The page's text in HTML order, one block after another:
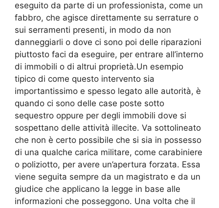
eseguito da parte di un professionista, come un
fabbro, che agisce direttamente su serrature o
sui serramenti presenti, in modo da non
danneggiarli o dove ci sono poi delle riparazioni
piuttosto faci da eseguire, per entrare all’interno
di immobili o di altrui proprietà.Un esempio
tipico di come questo intervento sia
importantissimo e spesso legato alle autorità, è
quando ci sono delle case poste sotto
sequestro oppure per degli immobili dove si
sospettano delle attività illecite. Va sottolineato
che non è certo possibile che si sia in possesso
di una qualche carica militare, come carabiniere
o poliziotto, per avere un’apertura forzata. Essa
viene seguita sempre da un magistrato e da un
giudice che applicano la legge in base alle
informazioni che posseggono. Una volta che il